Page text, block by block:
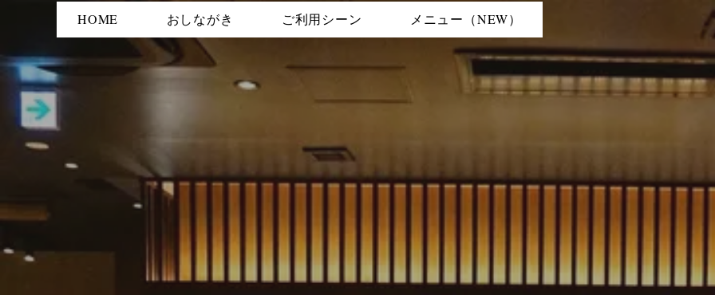
HOME おしながき ご利用シーン メニュー（NEW）